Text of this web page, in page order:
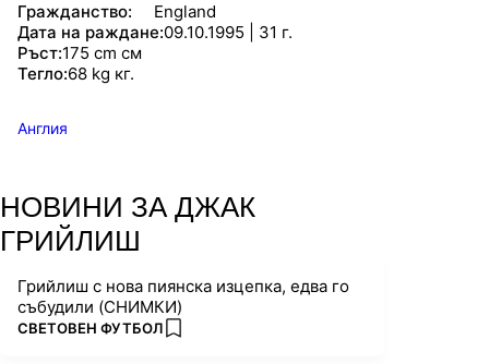
Гражданство:
England
Дата на раждане:09.10.1995 | 31 г.
Ръст:175 cm см
Тегло:68 kg кг.
Англия
НОВИНИ ЗА ДЖАК
ГРИЙЛИШ
Грийлиш с нова пиянска изцепка, едва го
събудили (СНИМКИ)
ПОВЕЧЕ ОТ
СВЕТОВЕН ФУТБОЛ add favorites